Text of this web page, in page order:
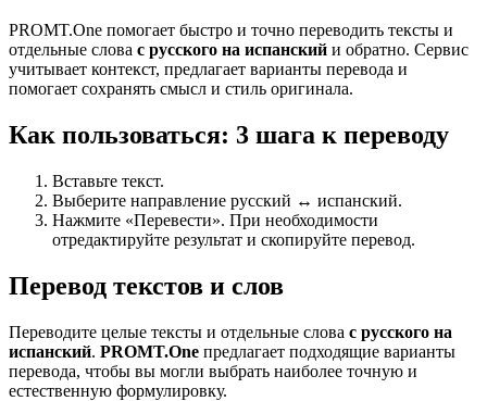
PROMT.One помогает быстро и точно переводить тексты и
отдельные слова с русского на испанский и обратно. Сервис
учитывает контекст, предлагает варианты перевода и
помогает сохранять смысл и стиль оригинала.
Как пользоваться: 3 шага к переводу
Вставьте текст.
Выберите направление русский ↔ испанский.
Нажмите «Перевести». При необходимости
отредактируйте результат и скопируйте перевод.
Перевод текстов и слов
Переводите целые тексты и отдельные слова с русского на
испанский. PROMT.One предлагает подходящие варианты
перевода, чтобы вы могли выбрать наиболее точную и
естественную формулировку.